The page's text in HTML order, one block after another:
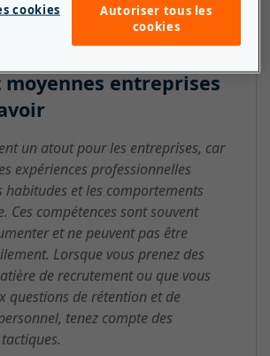
entreprises
un atout pour les entreprises, car
expériences professionnelles
habitudes et les comportements
Ces compétences sont souvent
et ne peuvent pas être
Lorsque vous prenez des
de recrutement ou que vous
questions de rétention et de
tenez compte des
cookies
Autoriser tous les
cookies